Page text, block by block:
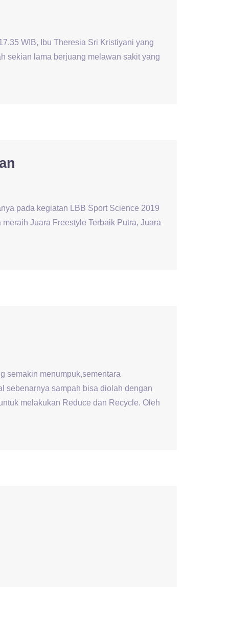
WIB, Ibu Theresia Sri Kristiyani yang
sekian lama berjuang melawan sakit yang
pada kegiatan LBB Sport Science 2019
Juara Freestyle Terbaik Putra, Juara
semakin menumpuk,sementara
sebenarnya sampah bisa diolah dengan
melakukan Reduce dan Recycle. Oleh